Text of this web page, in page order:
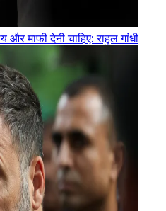
और माफी देनी चाहिए: राहुल गांधी